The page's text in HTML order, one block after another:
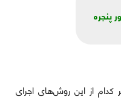
پنجره
از این روش‌های اجرای